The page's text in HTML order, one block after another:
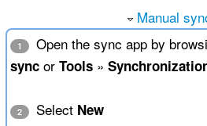
Manual
1 Open the sync app by
syncor Tools»
2 Select New